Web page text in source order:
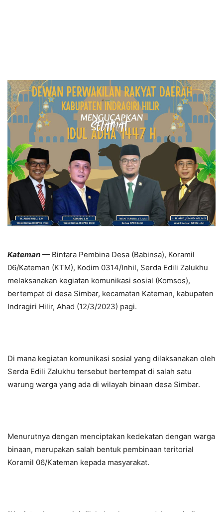
Kateman — Bintara Pembina Desa (Babinsa), Koramil
06/Kateman (KTM), Kodim 0314/Inhil, Serda Edili Zalukhu
melaksanakan kegiatan komunikasi sosial (Komsos),
bertempat di desa Simbar, kecamatan Kateman, kabupaten
Indragiri Hilir, Ahad (12/3/2023) pagi.
Di mana kegiatan komunikasi sosial yang dilaksanakan oleh
Serda Edili Zalukhu tersebut bertempat di salah satu
warung warga yang ada di wilayah binaan desa Simbar.
Menurutnya dengan menciptakan kedekatan dengan warga
binaan, merupakan salah bentuk pembinaan teritorial
Koramil 06/Kateman kepada masyarakat.